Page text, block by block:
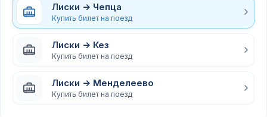
Лиски → Чепца
Купить билет на поезд
Лиски → Кез
Купить билет на поезд
Лиски → Менделеево
Купить билет на поезд